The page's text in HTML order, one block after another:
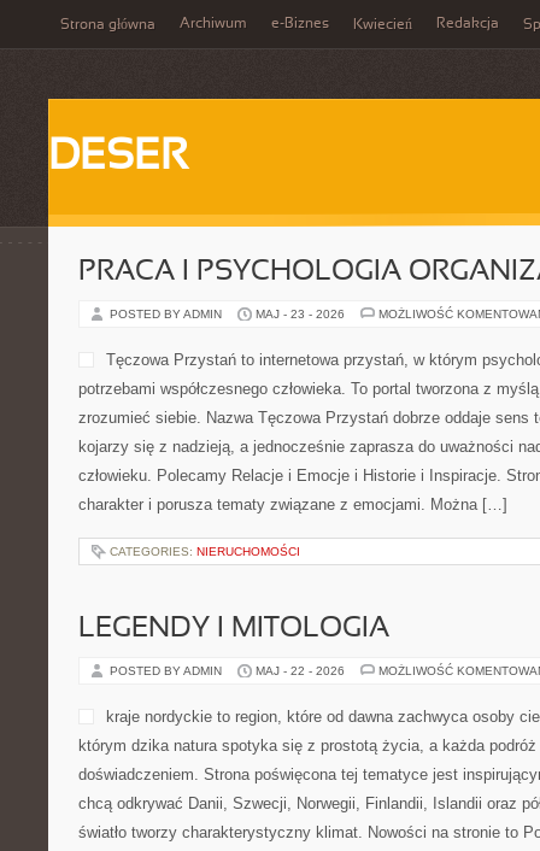
Strona główna Archiwum e-Biznes Kwiecień Redakcja
DESER
PRACA I PSYCHOLOGIA
POSTED BY ADMIN MAJ - 23 - 2026 MOŻLIWOŚĆ
Tęczowa Przystań to internetowa przystań, w którym
potrzebami współczesnego człowieka. To portal tworzona z
zrozumieć siebie. Nazwa Tęczowa Przystań dobrze oddaje sens
kojarzy się z nadzieją, a jednocześnie zaprasza do uważności
człowieku. Polecamy Relacje i Emocje i Historie i Inspiracje.
charakter i porusza tematy związane z emocjami. Można […]
CATEGORIES: NIERUCHOMOŚCI
LEGENDY I MITOLOGIA
POSTED BY ADMIN MAJ - 22 - 2026 MOŻLIWOŚĆ
kraje nordyckie to region, które od dawna zachwyca osoby
którym dzika natura spotyka się z prostotą życia, a każda
doświadczeniem. Strona poświęcona tej tematyce jest
chcą odkrywać Danii, Szwecji, Norwegii, Finlandii, Islandii oraz
światło tworzy charakterystyczny klimat. Nowości na stronie to